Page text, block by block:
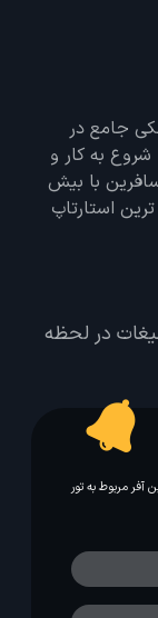
جامع در
تمامی زمینه های گردشگری در سال 1391 شروع به کار و
مسافرین با بیش
استارتاپ
در لحظه
مربوط به تور